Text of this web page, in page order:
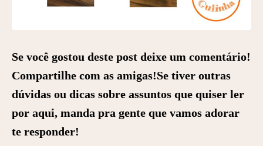
Se você gostou deste post deixe um comentário!
Compartilhe com as amigas!Se tiver outras
dúvidas ou dicas sobre assuntos que quiser ler
por aqui, manda pra gente que vamos adorar
te responder!